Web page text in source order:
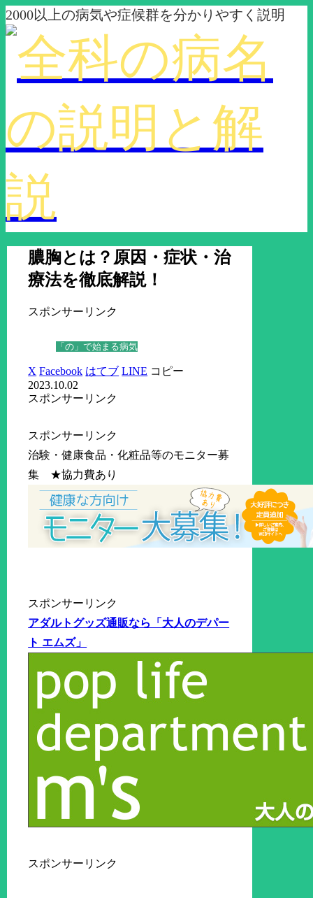
2000以上の病気や症候群を分かりやすく説明
膿胸とは？原因・症状・治
療法を徹底解説！
スポンサーリンク
「の」で始まる病気
X Facebook はてブ LINE コピー
2023.10.02
スポンサーリンク
スポンサーリンク
治験・健康食品・化粧品等のモニター募
集 ★協力費あり
スポンサーリンク
アダルトグッズ通販なら「大人のデパー
ト エムズ」
スポンサーリンク